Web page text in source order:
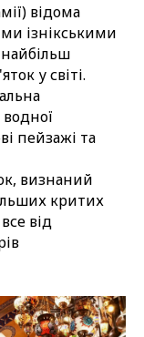
відома
ізнікськими
у світі.
пейзажі та
визнаний
критих
від